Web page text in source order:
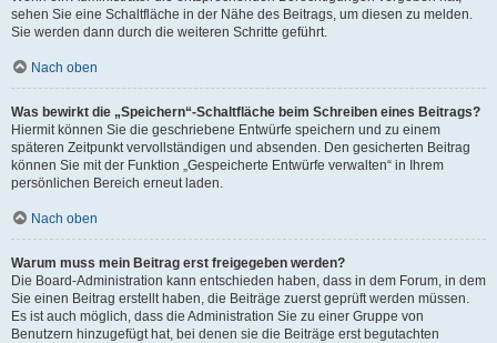
sehen Sie eine Schaltfläche in der Nähe des Beitrags, um diesen zu melden.
Sie werden dann durch die weiteren Schritte geführt.
Nach oben
Was bewirkt die „Speichern“-Schaltfläche beim Schreiben eines Beitrags?
Hiermit können Sie die geschriebene Entwürfe speichern und zu einem
späteren Zeitpunkt vervollständigen und absenden. Den gesicherten Beitrag
können Sie mit der Funktion „Gespeicherte Entwürfe verwalten“ in Ihrem
persönlichen Bereich erneut laden.
Nach oben
Warum muss mein Beitrag erst freigegeben werden?
Die Board-Administration kann entschieden haben, dass in dem Forum, in dem
Sie einen Beitrag erstellt haben, die Beiträge zuerst geprüft werden müssen.
Es ist auch möglich, dass die Administration Sie zu einer Gruppe von
Benutzern hinzugefügt hat, bei denen sie die Beiträge erst begutachten